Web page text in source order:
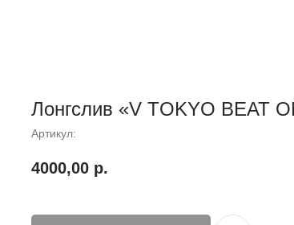
Лонгслив «V TOKYO BEAT
Артикул:
4000,00 р.